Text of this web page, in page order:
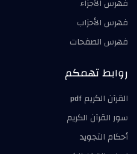
فهرس الأجزاء
فهرس الأحزاب
فهرس الصفحات
روابط تهمكم
القرآن الكريم pdf
سور القرآن الكريم
أحكام التجويد